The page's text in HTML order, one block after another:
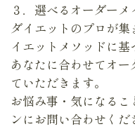
３．選べるオーダーメ
ダイエットのプロが
イエットメソッドに基
あなたに合わせてオ
ていただきます。
お悩み事・気になる
ンにお問い合わせくだ